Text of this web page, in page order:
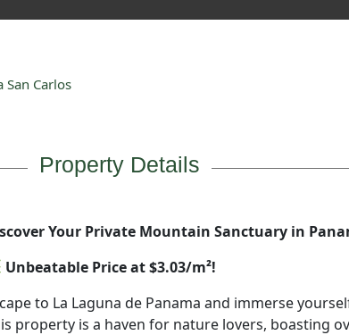
Carlos
Property Details
Your Private Mountain Sanctuary in
Unbeatable Price at $3.03/m²!
to La Laguna de Panama and immerse
property is a haven for nature lovers, boasting